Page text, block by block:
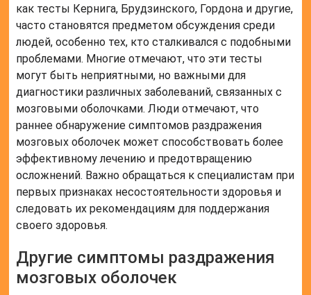
как тесты Кернига, Брудзинского, Гордона и другие,
часто становятся предметом обсуждения среди
людей, особенно тех, кто сталкивался с подобными
проблемами. Многие отмечают, что эти тесты
могут быть неприятными, но важными для
диагностики различных заболеваний, связанных с
мозговыми оболочками. Люди отмечают, что
раннее обнаружение симптомов раздражения
мозговых оболочек может способствовать более
эффективному лечению и предотвращению
осложнений. Важно обращаться к специалистам при
первых признаках несостоятельности здоровья и
следовать их рекомендациям для поддержания
своего здоровья.
Другие симптомы раздражения
мозговых оболочек